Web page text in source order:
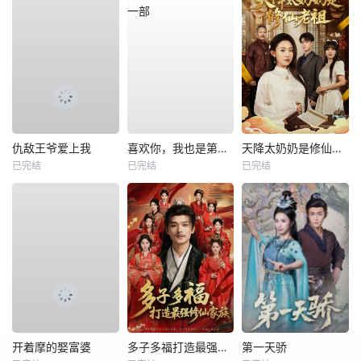
仇敌王爷爱上我
已完结
喜欢你，我也是第一部
已完结
天降太奶奶是修仙老祖
已完结
开着摩的娶富婆 多子多福打造最强修仙家族 第一天骄